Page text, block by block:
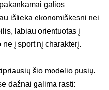
galios
išlieka ekonomiškesni nei
labiau orientuotas į
ne į sportinį charakterį.
šio modelio pusių.
dažnai galima rasti: